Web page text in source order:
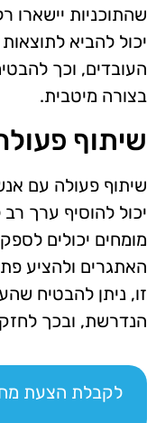
שהתוכניות יישארו
יכול להביא
העובדים, וכך
בצורה מיטבית.
שיתוף
שיתוף פעולה עם
יכול להוסיף ערך
מומחים יכולים
האתגרים ולהציע
זו, ניתן להבטיח
הנדרשת, ובכך
לקבלת הצעת